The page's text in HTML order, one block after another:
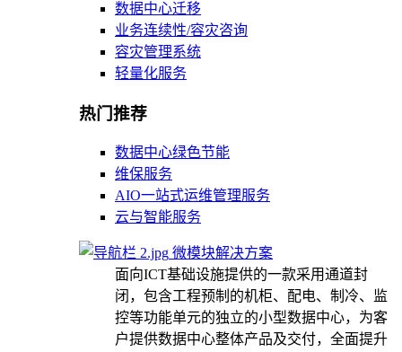
数据中心迁移
业务连续性/容灾咨询
容灾管理系统
轻量化服务
热门推荐
数据中心绿色节能
维保服务
AIO一站式运维管理服务
云与智能服务
微模块解决方案
面向ICT基础设施提供的一款采用通道封
闭，包含工程预制的机柜、配电、制冷、监
控等功能单元的独立的小型数据中心，为客
户提供数据中心整体产品及交付，全面提升